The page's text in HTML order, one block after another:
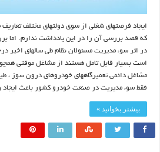
ایجاد فرصتهای شغلی از سوی دولتهای مختلف
که قصد بررسی آن را در این یادداشت ندارم. اما
در اثر سوء مدیریت مسئولان نظام طی سالهای اخیر
است بسیار قابل تامل هستند از مشاغل موقتی
مشاغل دائمی تعمیرگاههای خودروهای درون سوز
فقط سوء مدیریت در صنعت خودرو کشور باعث
بیشتر بخوانید »